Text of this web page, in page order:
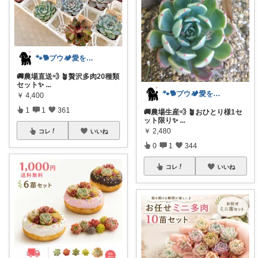
🐾🐕️プウ🏕️愛を込めて🐕️♥️
🚚農場直送💨 🪴贅沢多肉20種類
セット✨️ ...
￥ 4,400
1 1 361
コレ いいね
🐾🐕️プウ🏕️愛を込めて🐕️♥️
🚚農場生産💨 🪴おひとり様1セ
ット限り✨️ ...
￥ 2,480
0 1 344
コレ いいね